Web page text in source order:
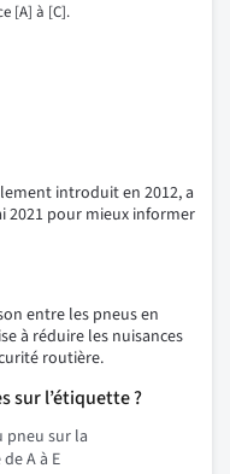
[A] à [C].
introduit en 2012, a
2021 pour mieux informer
entre les pneus en
à réduire les nuisances
routière.
sur l’étiquette ?
pneu sur la
A à E